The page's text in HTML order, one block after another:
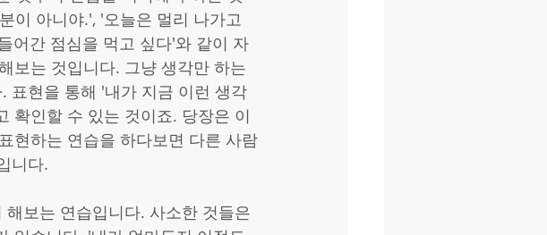
이 아니야.', '오늘은 멀리 나가고
어간 점심을 먹고 싶다'와 같이 자
보는 것입니다. 그냥 생각만 하는
표현을 통해 '내가 지금 이런 생각
확인할 수 있는 것이죠. 당장은 이
현하는 연습을 하다보면 다른 사람
니다.
보는 연습입니다. 사소한 것들은